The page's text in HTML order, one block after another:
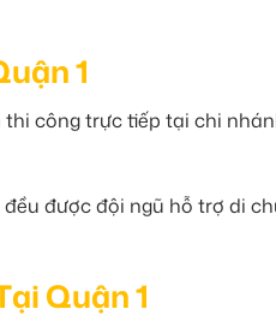
1
công trực tiếp tại chi
được đội ngũ hỗ trợ di
Quận 1